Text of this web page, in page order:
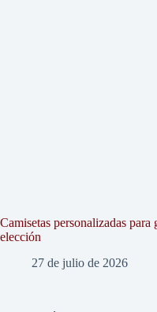
Camisetas personalizadas
elección
27 de julio de 2026